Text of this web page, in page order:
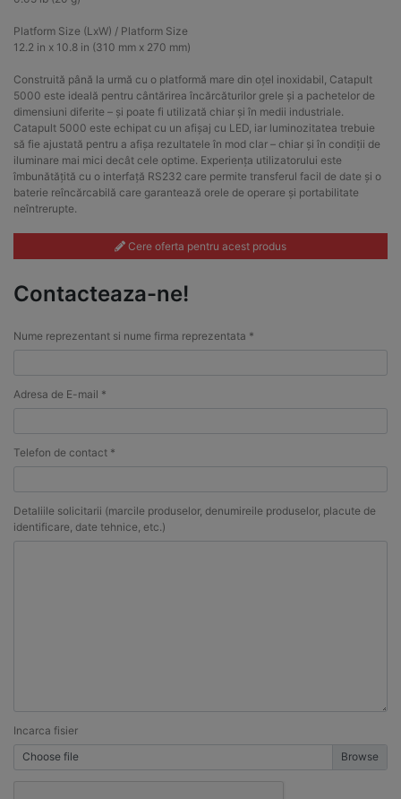
Platform Size (LxW) / Platform Size
12.2 in x 10.8 in (310 mm x 270 mm)
Construită până la urmă cu o platformă mare din oțel inoxidabil, Catapult
5000 este ideală pentru cântărirea încărcăturilor grele și a pachetelor de
dimensiuni diferite – și poate fi utilizată chiar și în medii industriale.
Catapult 5000 este echipat cu un afișaj cu LED, iar luminozitatea trebuie
să fie ajustată pentru a afișa rezultatele în mod clar – chiar și în condiții de
iluminare mai mici decât cele optime. Experiența utilizatorului este
îmbunătățită cu o interfață RS232 care permite transferul facil de date și o
baterie reîncărcabilă care garantează orele de operare și portabilitate
neîntrerupte.
Cere oferta pentru acest produs
Contacteaza-ne!
Nume reprezentant si nume firma reprezentata *
Adresa de E-mail *
Telefon de contact *
Detaliile solicitarii (marcile produselor, denumireile produselor, placute de
identificare, date tehnice, etc.)
Incarca fisier
Choose file